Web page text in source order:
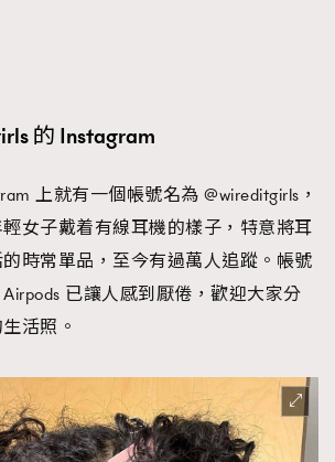
TRENDING
的 Instagram
上就有一個帳號名為 @wireditgirls，
女子戴着有線耳機的樣子，特意將耳
時常單品，至今有過萬人追蹤。帳號
已讓人感到厭倦，歡迎大家分
活照。